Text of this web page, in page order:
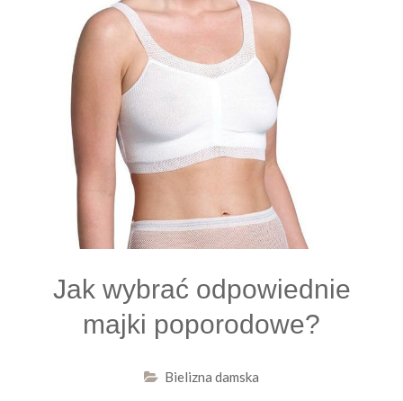
Jak wybrać odpowiednie
majki poporodowe?
Bielizna damska